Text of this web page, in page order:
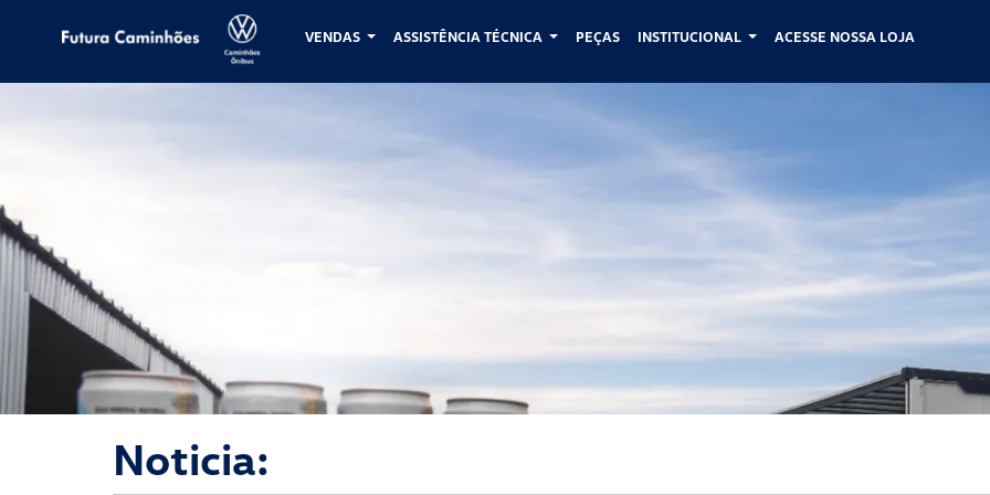
VENDAS ASSISTÊNCIA TÉCNICA PEÇAS INSTITUCIONAL ACESSE NOSSA LOJA
Futura Caminhões Volkswagen Caminhões:
Noticia: